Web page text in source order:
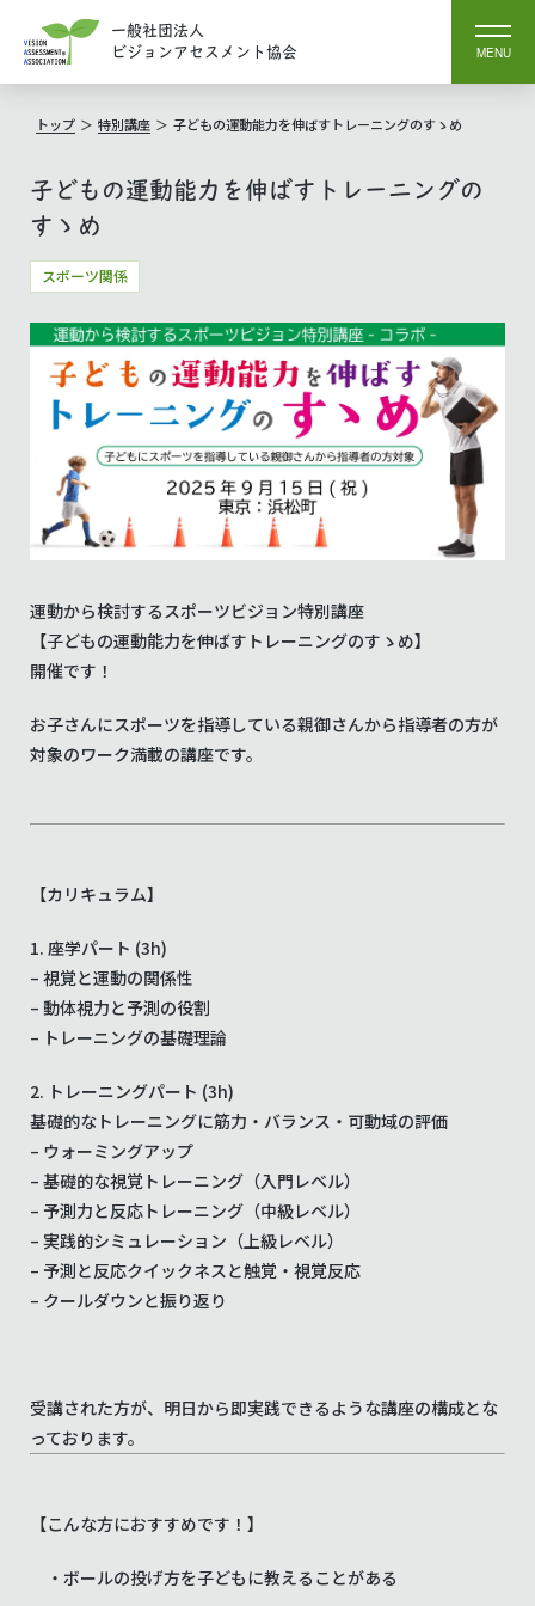
一般社団法人
ビジョンアセスメント協会
MENU
トップ 特別講座 子どもの運動能力を伸ばすトレーニングのすゝめ
子どもの運動能力を伸ばすトレーニングの
すゝめ
スポーツ関係
運動から検討するスポーツビジョン特別講座
【子どもの運動能力を伸ばすトレーニングのすゝめ】
開催です！
お子さんにスポーツを指導している親御さんから指導者の方が
対象のワーク満載の講座です。
【カリキュラム】
1. 座学パート (3h)
– 視覚と運動の関係性
– 動体視力と予測の役割
– トレーニングの基礎理論
2. トレーニングパート (3h)
基礎的なトレーニングに筋力・バランス・可動域の評価
– ウォーミングアップ
– 基礎的な視覚トレーニング（入門レベル）
– 予測力と反応トレーニング（中級レベル）
– 実践的シミュレーション（上級レベル）
– 予測と反応クイックネスと触覚・視覚反応
– クールダウンと振り返り
受講された方が、明日から即実践できるような講座の構成とな
っております。
【こんな方におすすめです！】
・ボールの投げ方を子どもに教えることがある